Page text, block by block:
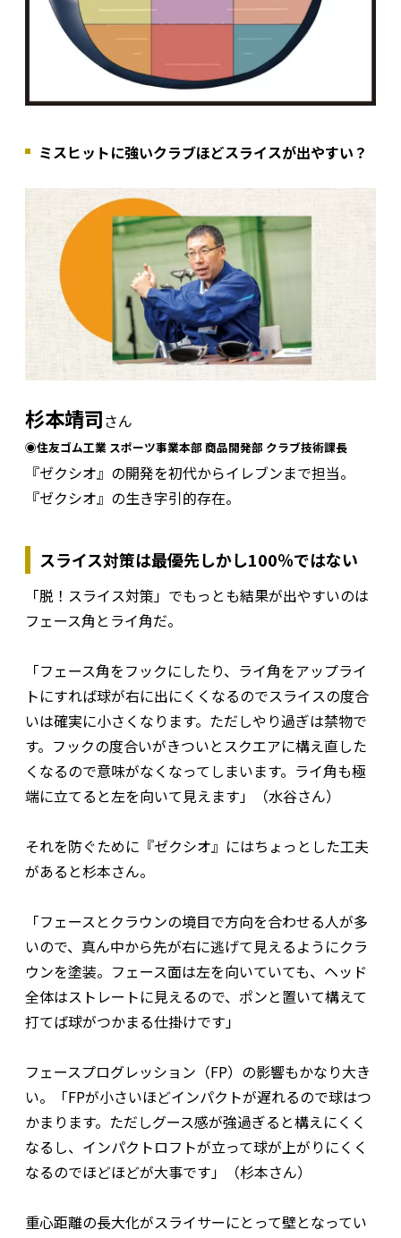
ミスヒットに強いクラブほどスライスが出やすい？
杉本靖司さん
◉住友ゴム工業 スポーツ事業本部 商品開発部 クラブ技術課長
『ゼクシオ』の開発を初代からイレブンまで担当。
『ゼクシオ』の生き字引的存在。
スライス対策は最優先しかし100％ではない
「脱！スライス対策」でもっとも結果が出やすいのは
フェース角とライ角だ。
「フェース角をフックにしたり、ライ角をアップライ
トにすれば球が右に出にくくなるのでスライスの度合
いは確実に小さくなります。ただしやり過ぎは禁物で
す。フックの度合いがきついとスクエアに構え直した
くなるので意味がなくなってしまいます。ライ角も極
端に立てると左を向いて見えます」（水谷さん）
それを防ぐために『ゼクシオ』にはちょっとした工夫
があると杉本さん。
「フェースとクラウンの境目で方向を合わせる人が多
いので、真ん中から先が右に逃げて見えるようにクラ
ウンを塗装。フェース面は左を向いていても、ヘッド
全体はストレートに見えるので、ポンと置いて構えて
打てば球がつかまる仕掛けです」
フェースプログレッション（FP）の影響もかなり大き
い。「FPが小さいほどインパクトが遅れるので球はつ
かまります。ただしグース感が強過ぎると構えにくく
なるし、インパクトロフトが立って球が上がりにくく
なるのでほどほどが大事です」（杉本さん）
重心距離の長大化がスライサーにとって壁となってい